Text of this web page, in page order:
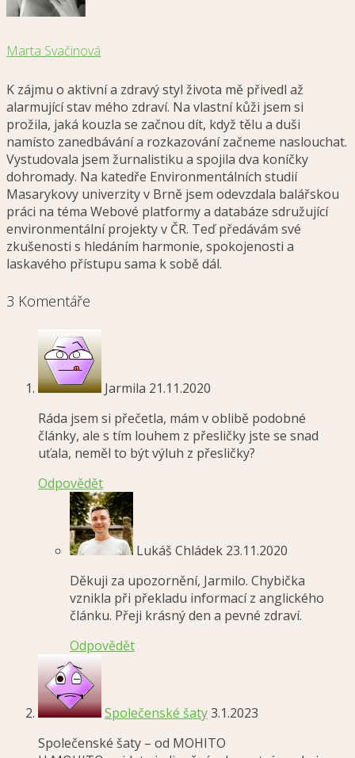
Marta Svačinová
K zájmu o aktivní a zdravý styl života mě přivedl až
alarmující stav mého zdraví. Na vlastní kůži jsem si
prožila, jaká kouzla se začnou dít, když tělu a duši
namísto zanedbávání a rozkazování začneme naslouchat.
Vystudovala jsem žurnalistiku a spojila dva koníčky
dohromady. Na katedře Environmentálních studií
Masarykovy univerzity v Brně jsem odevzdala balářskou
práci na téma Webové platformy a databáze sdružující
environmentální projekty v ČR. Teď předávám své
zkušenosti s hledáním harmonie, spokojenosti a
laskavého přístupu sama k sobě dál.
3 Komentáře
Jarmila 21.11.2020
Ráda jsem si přečetla, mám v oblibě podobné
články, ale s tím louhem z přesličky jste se snad
uťala, neměl to být výluh z přesličky?
Odpovědět
Lukáš Chládek 23.11.2020
Děkuji za upozornění, Jarmilo. Chybička
vznikla při překladu informací z anglického
článku. Přeji krásný den a pevné zdraví.
Odpovědět
Společenské šaty3.1.2023
Společenské šaty – od MOHITO